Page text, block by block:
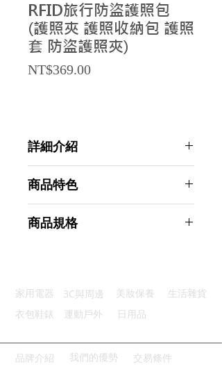
RFID旅行防盜護照包
(護照夾 護照收納包 護照
套 防盜護照夾)
NT$369.00Price
詳細介紹
商品特色
安全保護：RFID防盜屏蔽功能
商品規格
主要材質：牛津布
商品尺寸：22.5*13.5*2.5cm
產地名稱：中國大陸
代理商：亞桓有限公司
家用電器 3C與周邊 美妝保養
生活雜貨
衣包鞋錶
運動戶外 日用品
品牌介紹 我們的優勢 交易條件